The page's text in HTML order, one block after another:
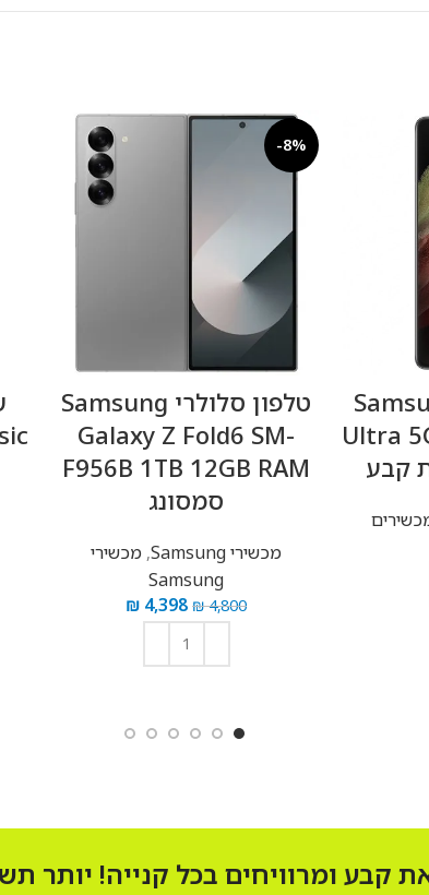
טלפון סלולרי Samsung
Galaxy Z Fold6 SM-
F956B 1TB 12GB RAM
סמסונג
,מכשירי
Samsung
₪4,398
Classic
ומרוויחים בכל קנייה! יותר